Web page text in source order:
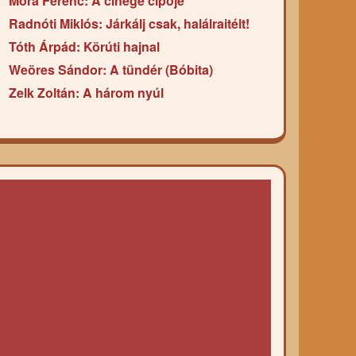
Radnóti Miklós: Járkálj csak, halálraitélt!
Tóth Árpád: Körúti hajnal
Weöres Sándor: A tündér (Bóbita)
Zelk Zoltán: A három nyúl